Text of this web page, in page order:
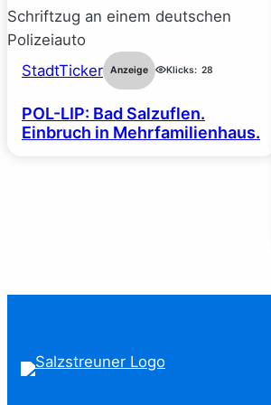
StadtTicker Anzeige Klicks: 28
POL-LIP: Bad Salzuflen.
Einbruch in Mehrfamilienhaus.